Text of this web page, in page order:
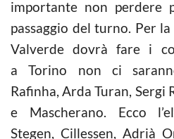
importante non perdere
passaggio del turno. Per
Valverde dovrà fare i
a Torino
non ci
Rafinha, Arda Turan, Sergi
e Mascherano. Ecco
Stegen, Cillessen, Adrià